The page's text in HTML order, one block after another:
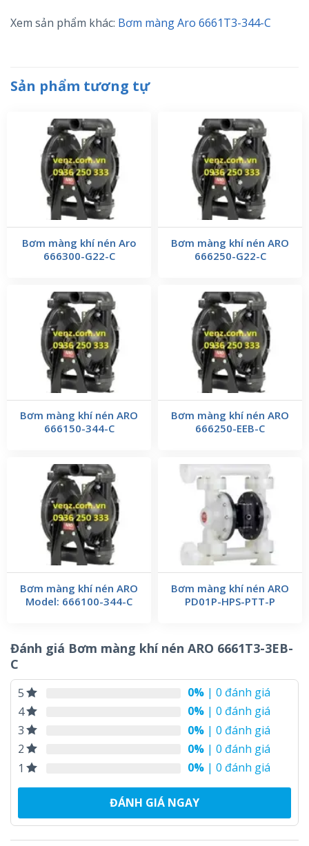
Xem sản phẩm khác: Bơm màng Aro 6661T3-344-C
Sản phẩm tương tự
Bơm màng khí nén Aro
666300-G22-C
Bơm màng khí nén ARO
666250-G22-C
Bơm màng khí nén ARO
666150-344-C
Bơm màng khí nén ARO
666250-EEB-C
Bơm màng khí nén ARO
Model: 666100-344-C
Bơm màng khí nén ARO
PD01P-HPS-PTT-P
Đánh giá Bơm màng khí nén ARO 6661T3-3EB-
C
5 0% | 0 đánh giá
4
0% | 0 đánh giá
3
0% | 0 đánh giá
2
0% | 0 đánh giá
1
0% | 0 đánh giá
ĐÁNH GIÁ NGAY